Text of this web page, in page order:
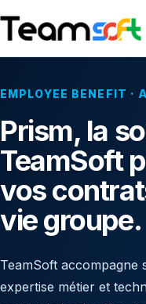
EMPLOYEE BENEFIT ·
Prism, la
TeamSoft
vos
vie groupe.
TeamSoft accompagne
expertise métier et